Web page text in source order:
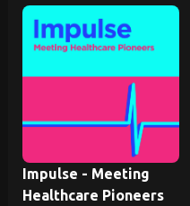
Impulse - Meeting
Healthcare Pioneers